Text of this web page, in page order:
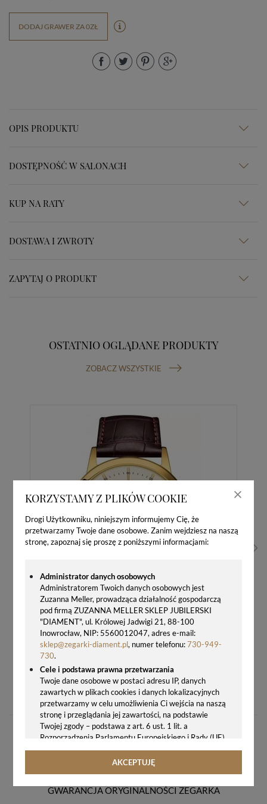
KORZYSTAMY Z PLIKÓW COOKIE
Drogi Użytkowniku, niniejszym informujemy Cię, że
przetwarzamy Twoje dane osobowe. Zanim wejdziesz na naszą
stronę, zapoznaj się proszę z poniższymi informacjami:
Administrator danych osobowych
Administratorem Twoich danych osobowych jest
Zuzanna Meller, prowadząca działalność gospodarczą
pod firmą ZUZANNA MELLER SKLEP JUBILERSKI
"DIAMENT", ul. Królowej Jadwigi 21, 88-100
Inowrocław, NIP: 5560012047, adres e-mail:
sklep@zegarki-diament.pl, numer telefonu:730-949-
730.
Cele i podstawa prawna przetwarzania
Twoje dane osobowe w postaci adresu IP, danych
zawartych w plikach cookies i danych lokalizacyjnych
przetwarzamy w celu umożliwienia Ci wejścia na naszą
stronę i przeglądania jej zawartości, na podstawie
Twojej zgody – podstawa z art. 6 ust. 1 lit. a
Rozporządzenia Parlamentu Europejskiego i Rady (UE)
2016/679 z 27.04.2016 r. w sprawie ochrony osób
fizycznych w związku z przetwarzaniem danych
rozporządzenie o ochronie danych, tj. RODO).
AKCEPTUJĘ
DODAJ GRAWER ZA 0ZŁ
OPIS PRODUKTU
DOSTĘPNOŚĆ W SALONACH
KUP NA RATY
DOSTAWA I ZWROTY
ZAPYTAJ O PRODUKT
OSTATNIO OGLĄDANE PRODUKTY
ZOBACZ WSZYSTKIE
1500,00 zł
GWARANCJA ORYGINALNOŚCI ZEGARKA